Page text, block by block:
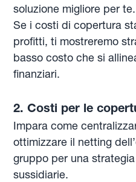
soluzione migliore per te.
Se i costi di copertura
profitti, ti mostreremo
basso costo che si
finanziari.
2. Costi per le
Impara come
ottimizzare il netting
gruppo per una
sussidiarie.